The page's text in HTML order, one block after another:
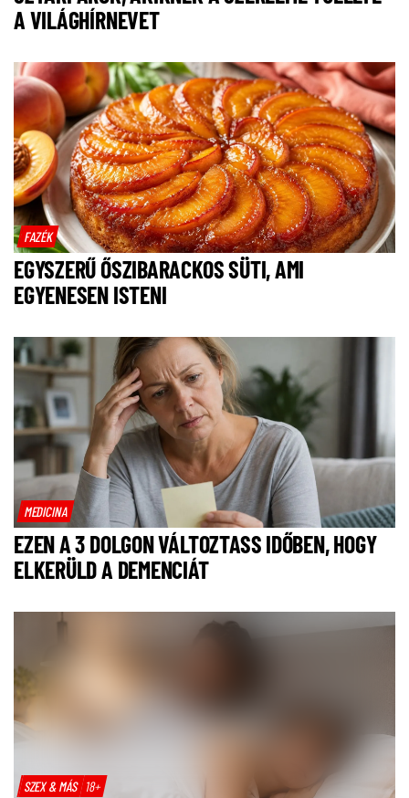
A VILÁGHÍRNEVET
FAZÉK
EGYSZERŰ ŐSZIBARACKOS SÜTI, AMI
EGYENESEN ISTENI
MEDICINA
EZEN A 3 DOLGON VÁLTOZTASS IDŐBEN, HOGY
ELKERÜLD A DEMENCIÁT
SZEX & MÁS 18+